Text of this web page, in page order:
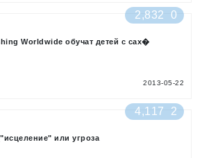
2,832 0
Worldwide обучат детей с сах�
2013-05-22
4,117 2
или угроза